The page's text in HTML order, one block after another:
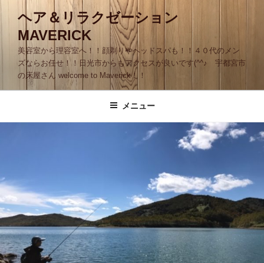
ス
ヘア＆リラクゼーション
MAVERICK
美容室から理容室へ！！顔剃りやヘッドスパも！！４０代のメン
ズならお任せ！！日光市からもアクセスが良いです(^^♪ 宇都宮市
の床屋さん welcome to Maverick！！
メニュー